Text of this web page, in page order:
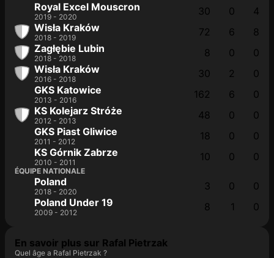
Royal Excel Mouscron
2019 - 2020 30 0
4
Wisła Kraków
2018 - 2019 72 6
8
Zagłębie Lubin
2018 - 2018 8 0
0
Wisła Kraków
2016 - 2018 30 2
0
GKS Katowice
2013 - 2016 162 6
0
KS Kolejarz Stróże
2012 - 2013 48 0
0
GKS Piast Gliwice
2011 - 2012 18 0
0
KS Górnik Zabrze
2010 - 2011 10 0 0
ÉQUIPE NATIONALE
Poland
2018 - 2020 3 0
0
Poland Under 19
2009 - 2012 8 1 0
En savoir plus sur Rafal Pietrzak
Quel âge a Rafal Pietrzak ?